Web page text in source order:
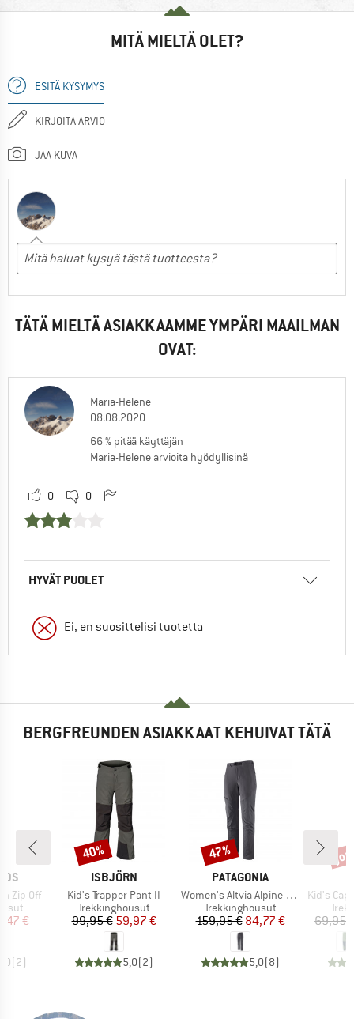
MITÄ MIELTÄ OLET?
ESITÄ KYSYMYS
KIRJOITA ARVIO
JAA KUVA
TÄTÄ MIELTÄ ASIAKKAAMME YMPÄRI MAAILMAN
OVAT:
Maria-Helene
08.08.2020
66 % pitää käyttäjän
Maria-Helene arvioita hyödyllisinä
0 0
HYVÄT PUOLET
Ei, en suosittelisi tuotetta
BERGFREUNDEN ASIAKKAAT KEHUIVAT TÄTÄ
Zip Off
hinta
€
(2)
MERKKI
ISBJÖRN
Tuote
Kid's Trapper Pant II
Tuoteryhmä
Trekkinghousut
Hinta
99,95 €Alennettu hinta
59,97 €
5,0(2)
Alennus
40%
MERKKI
PATAGONIA
Tuote
Women's Altvia Alpine Pants
Tuoteryhmä
Trekkinghousut
Hinta
159,95 €Alennettu hinta
84,77 €
5,0(8)
Alennus
47%
Tuote
Kid's
69,95